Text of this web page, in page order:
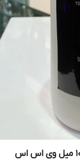
استون صد در صد ناخن یک لیتری 1000 میل وی اس اس